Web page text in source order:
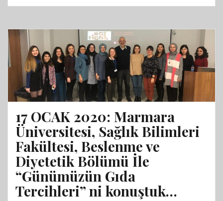
2020:
Maden
Suları’nın
misafiri
olduk…
17 OCAK 2020: Marmara
Üniversitesi, Sağlık Bilimleri
Fakültesi, Beslenme ve
Diyetetik Bölümü İle
“Günümüzün Gıda
Tercihleri” ni konuştuk…